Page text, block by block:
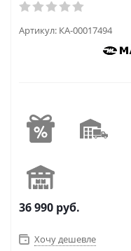
Артикул: КА-00017494
36 990 руб.
Хочу дешевле